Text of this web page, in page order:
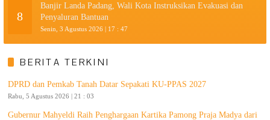
8
Banjir Landa Padang, Wali Kota Instruksikan Evakuasi dan
Penyaluran Bantuan
Senin, 3 Agustus 2026 | 17 : 47
BERITA TERKINI
DPRD dan Pemkab Tanah Datar Sepakati KU-PPAS 2027
Rabu, 5 Agustus 2026 | 21 : 03
Gubernur Mahyeldi Raih Penghargaan Kartika Pamong Praja Madya dari